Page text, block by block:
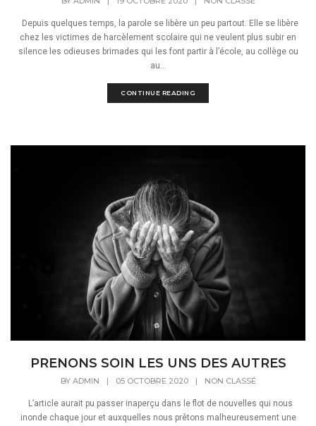
Depuis quelques temps, la parole se libère un peu partout. Elle se libère
chez les victimes de harcèlement scolaire qui ne veulent plus subir en
silence les odieuses brimades qui les font partir à l’école, au collège ou
au...
CONTINUE READING
PRENONS SOIN LES UNS DES AUTRES
BY ADMIN | 05 OCTOBRE 2020 | NON CLASSÉ
L’article aurait pu passer inaperçu dans le flot de nouvelles qui nous
inonde chaque jour et auxquelles nous prêtons malheureusement une